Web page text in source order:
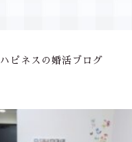
ハピネスの婚活ブログ